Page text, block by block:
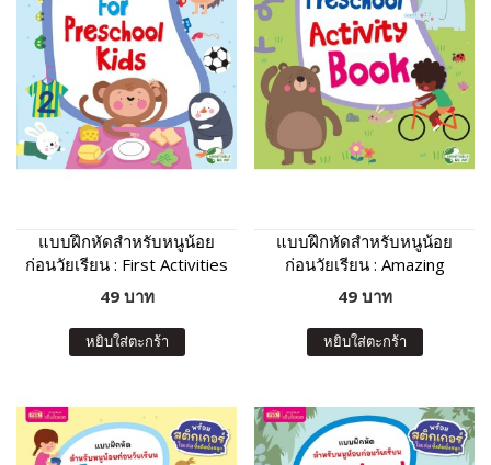
แบบฝึกหัดสำหรับหนูน้อย
ก่อนวัยเรียน : First Activities
For Preschool Kids
49 บาท
หยิบใส่ตะกร้า
แบบฝึกหัดสำหรับหนูน้อย
ก่อนวัยเรียน : Amazing
Preschool Activity Book
49 บาท
หยิบใส่ตะกร้า